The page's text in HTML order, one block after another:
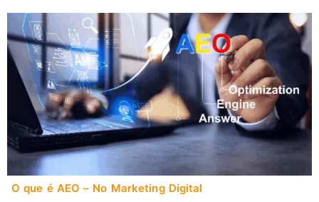
O que é AEO – No Marketing Digital